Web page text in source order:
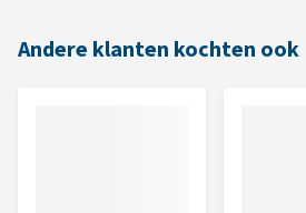
Andere klanten kochten ook